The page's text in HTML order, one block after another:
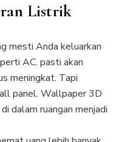
Listrik
mesti Anda keluarkan
AC. pasti akan
meningkat. Tapi
panel. Wallpaper 3D
dalam ruangan menjadi